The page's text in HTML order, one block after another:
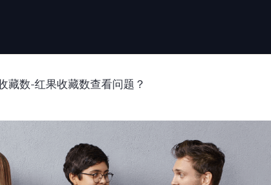
藏数-红果收藏数查看问题？